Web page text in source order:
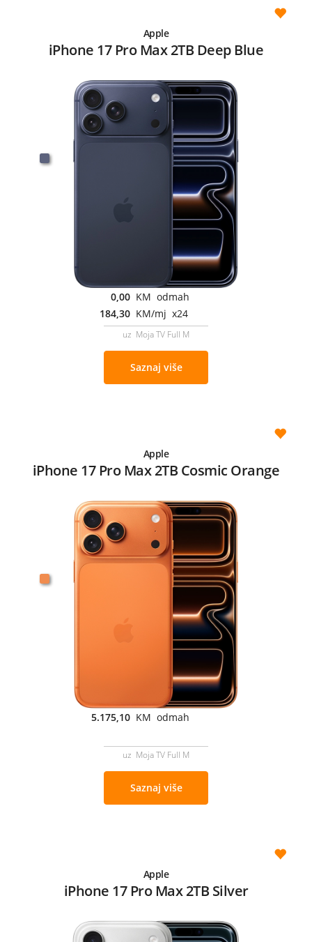
Apple
iPhone 17 Pro Max 2TB Deep Blue
0,00 KM odmah
184,30 KM/mj x24
uz Moja TV Full M
Saznaj više
Apple
iPhone 17 Pro Max 2TB Cosmic Orange
5.175,10 KM odmah
uz Moja TV Full M
Saznaj više
Apple
iPhone 17 Pro Max 2TB Silver